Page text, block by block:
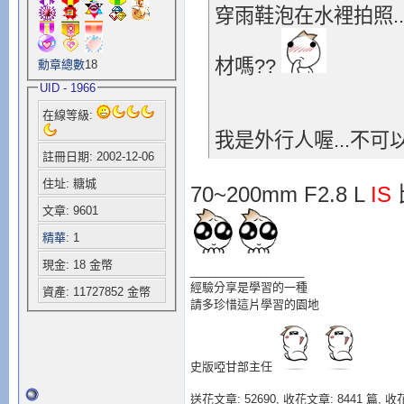
勳章總數18
UID - 1966
在線等級:
註冊日期: 2002-12-06
住址: 糖城
文章: 9601
精華: 1
現金: 18 金幣
資產: 11727852 金幣
穿雨鞋泡在水裡拍照
材嗎??
我是外行人喔...不可
70~200mm F2.8 L IS
經驗分享是學習的一種
請多珍惜這片學習的園地
史版啞甘部主任
送花文章: 52690, 收花文章: 8441 篇, 收